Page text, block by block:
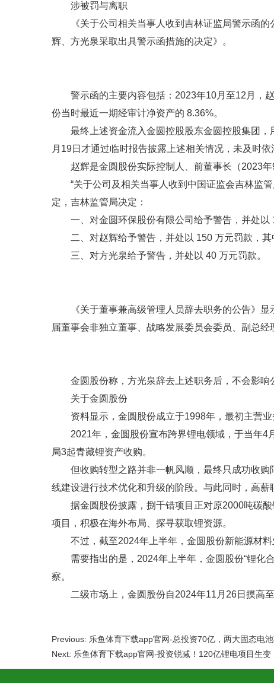
涉被罚与离职
《关于公司相关当事人收到吉林证监局警示函
辉、方光泉采取出具警示函措施的决定》。
警示函的主要内容包括：2023年10月至12月，
份当时最近一期经审计净资产的 8.36%。
最终上述资金流入金圆控股股东金圆控股集团
月19日才通过临时报告披露上述相关情况，未及时依
赵辉是金圆股份实际控制人、前董事长（2023
“关于公司及相关当事人收到中国证监会吉林监
定，吉林监管局决定：
一、对金圆环保股份有限公司给予警告，并处以
二、对赵辉给予警告，并处以 150 万元罚款，
三、对方光泉给予警告，并处以 40 万元罚款。
《关于董事兼高级管理人员辞去职务的公告》
届董事会非独立董事、战略发展委员会委员、副总
金圆股份称，方光泉辞去上述职务后，不会影响
关于金圆股份
资料显示，金圆股份成立于1998年，最初主营
2021年，金圆股份宣布跨界锂电领域，于当年
局3起青藏锂资产收购。
但收购转型之路并非一帆风顺，最终只成功收
线建设进行技术优化和升级的阶段。与此同时，高薪
据金圆股份披露，捌千错项目正对原2000吨碳
项目，积极在海外布局、探寻获取锂资源。
不过，截至2024年上半年，金圆股份新能源材
需要指出的是，2024年上半年，金圆股份“锂化
察。
二级市场上，金圆股份自2024年11月26日摸高
Previous: 乐鱼体育下载app官网-总投资70亿，两大固态电
Next: 乐鱼体育下载app官网-投资锐减！120亿锂电项目生变